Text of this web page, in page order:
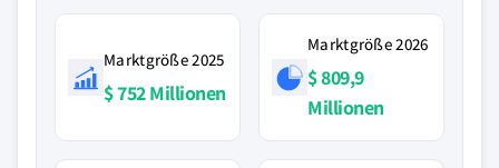
Marktgröße 2025
$ 752 Millionen
Marktgröße 2026
$ 809,9
Millionen